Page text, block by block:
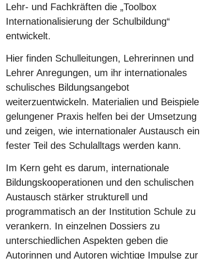
Lehr- und Fachkräften die „Toolbox
Internationalisierung der Schulbildung“
entwickelt.
Hier finden Schulleitungen, Lehrerinnen und
Lehrer Anregungen, um ihr internationales
schulisches Bildungsangebot
weiterzuentwickeln. Materialien und Beispiele
gelungener Praxis helfen bei der Umsetzung
und zeigen, wie internationaler Austausch ein
fester Teil des Schulalltags werden kann.
Im Kern geht es darum, internationale
Bildungskooperationen und den schulischen
Austausch stärker strukturell und
programmatisch an der Institution Schule zu
verankern. In einzelnen Dossiers zu
unterschiedlichen Aspekten geben die
Autorinnen und Autoren wichtige Impulse zur